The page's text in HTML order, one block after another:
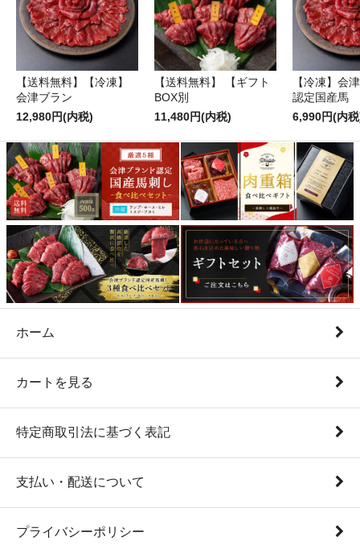
【送料無料】【冷凍】
会津ブラン
12,980円(内税)
【送料無料】 【ギフト
BOX別
11,480円(内税)
【冷凍】会
認定国産馬
6,990円(内
ホーム
カートを見る
特定商取引法に基づく表記
支払い・配送について
プライバシーポリシー